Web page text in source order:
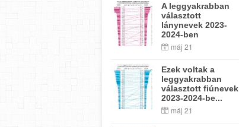
A leggyakrabban
választott
lánynevek 2023-
2024-ben
máj 21
Ezek voltak a
leggyakrabban
választott fiúnevek
2023-2024-be...
máj 21